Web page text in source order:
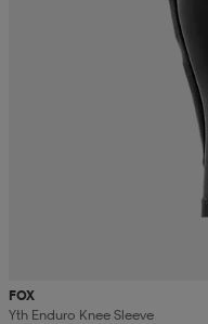
FOX
Yth Enduro Knee Sleeve